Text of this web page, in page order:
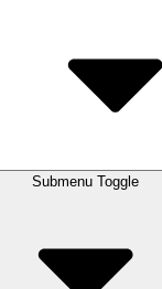
Submenu Toggle